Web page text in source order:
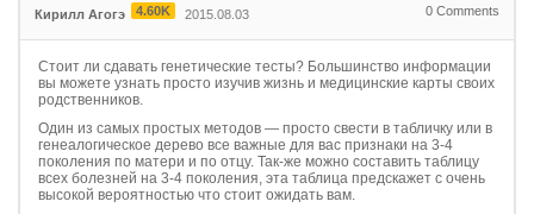
Кирилл Агогэ 4.60K 2015.08.03 0 Comments
Стоит ли сдавать генетические тесты? Большинство информации
вы можете узнать просто изучив жизнь и медицинские карты своих
родственников.
Один из самых простых методов — просто свести в табличку или в
генеалогическое дерево все важные для вас признаки на 3-4
поколения по матери и по отцу. Так-же можно составить таблицу
всех болезней на 3-4 поколения, эта таблица предскажет с очень
высокой вероятностью что стоит ожидать вам.